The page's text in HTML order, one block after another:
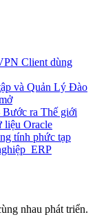
Client dùng
và Quản Lý Đào
Bước ra Thế giới
liệu Oracle
tính phức tạp
nhau phát triển.